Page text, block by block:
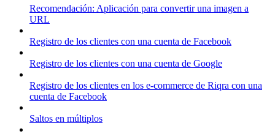
Recomendación: Aplicación para convertir una imagen a
URL
Registro de los clientes con una cuenta de Facebook
Registro de los clientes con una cuenta de Google
Registro de los clientes en los e-commerce de Riqra con una
cuenta de Facebook
Saltos en múltiplos